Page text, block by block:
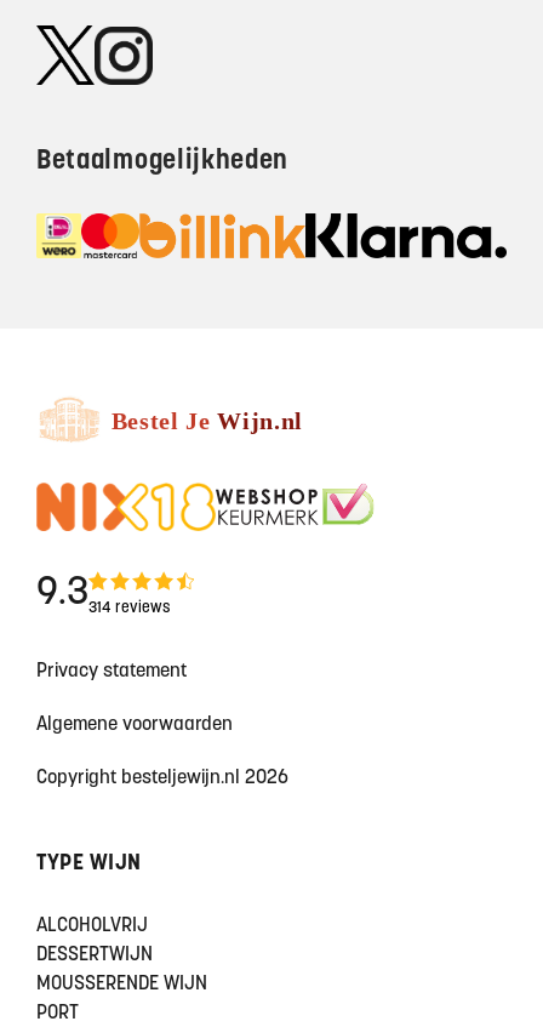
Betaalmogelijkheden
9.3314 reviews
Privacy statement
Algemene voorwaarden
Copyright besteljewijn.nl 2026
TYPE WIJN
ALCOHOLVRIJ
DESSERTWIJN
MOUSSERENDE WIJN
PORT